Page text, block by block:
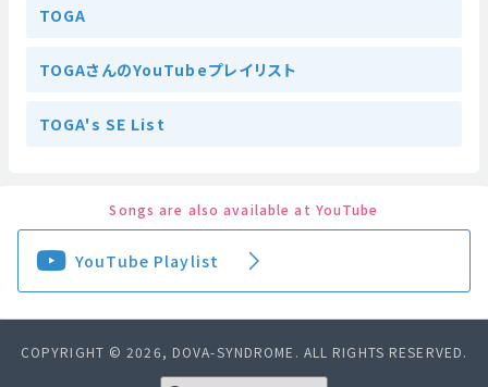
TOGA
TOGAさんのYouTubeプレイリスト
TOGA's SE List
Songs are also available at YouTube
YouTube Playlist
COPYRIGHT © 2026, DOVA-SYNDROME. ALL RIGHTS RESERVED.